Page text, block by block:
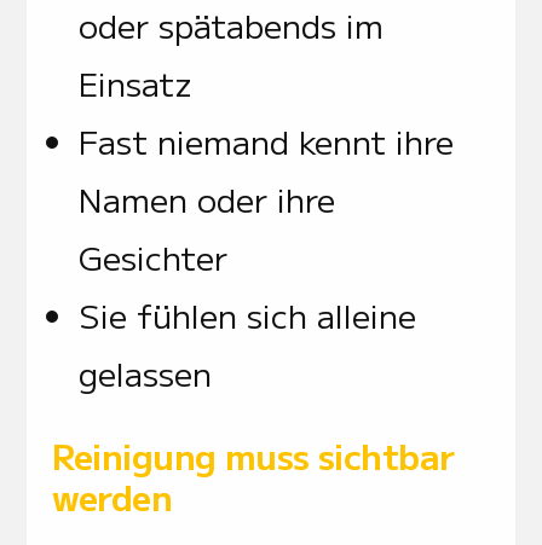
oder spätabends im
Einsatz
Fast niemand kennt ihre
Namen oder ihre
Gesichter
Sie fühlen sich alleine
gelassen
Reinigung muss sichtbar
werden